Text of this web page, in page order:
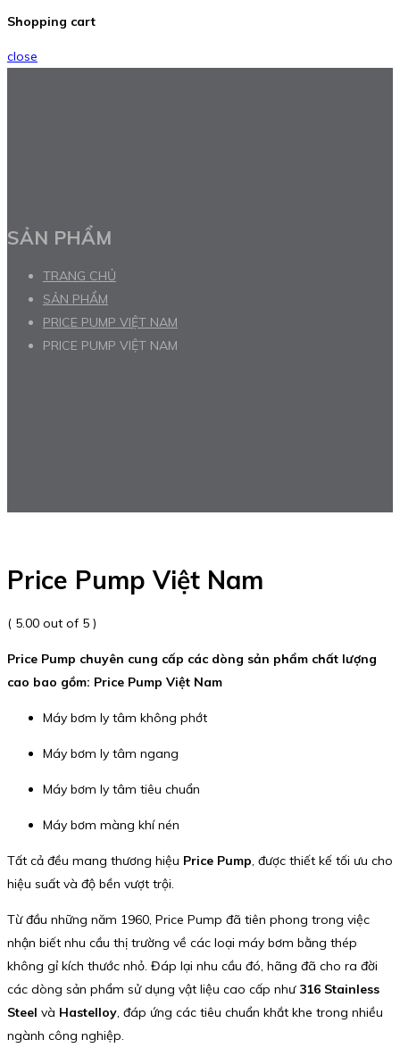
Shopping cart
close
SẢN PHẨM
TRANG CHỦ
SẢN PHẨM
PRICE PUMP VIỆT NAM
PRICE PUMP VIỆT NAM
Price Pump Việt Nam
( 5.00 out of 5 )
Price Pump chuyên cung cấp các dòng sản phẩm chất lượng
cao bao gồm: Price Pump Việt Nam
Máy bơm ly tâm không phớt
Máy bơm ly tâm ngang
Máy bơm ly tâm tiêu chuẩn
Máy bơm màng khí nén
Tất cả đều mang thương hiệu Price Pump , được thiết kế tối ưu cho
hiệu suất và độ bền vượt trội.
Từ đầu những năm 1960, Price Pump đã tiên phong trong việc
nhận biết nhu cầu thị trường về các loại máy bơm bằng thép
không gỉ kích thước nhỏ. Đáp lại nhu cầu đó, hãng đã cho ra đời
các dòng sản phẩm sử dụng vật liệu cao cấp như 316 Stainless
Steel và Hastelloy , đáp ứng các tiêu chuẩn khắt khe trong nhiều
ngành công nghiệp.